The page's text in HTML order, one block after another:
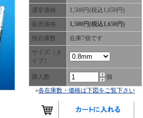
通常価格
1,500円(税込1,650円)
販売価格
1,500円(税込1,650円)
残在庫数
在庫7個です
サイズ（タ
イプ）
購入数
個
»各在庫数・価格は下図をご覧下さい